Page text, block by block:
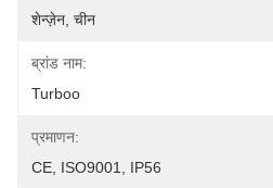
शेन्ज़ेन, चीन
ब्रांड नाम:
Turboo
प्रमाणन:
CE, ISO9001, IP56